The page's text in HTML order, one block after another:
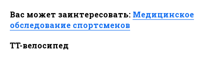
Вас может заинтересовать: Медицинское
обследование спортсменов
TT-велосипед